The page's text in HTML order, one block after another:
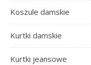
Koszule damskie
Kurtki damskie
Kurtki jeansowe